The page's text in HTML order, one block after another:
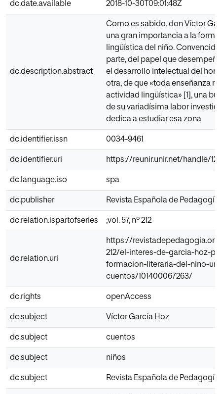
dc.date.available 2018-10-30T09:01:48Z
dc.description.abstract
Como es sabido, don Víctor
una gran importancia a la
lingüística del niño.
parte, del papel que
el desarrollo intelectual del
otra, de que «toda enseñanza
actividad lingüística» [1], una
de su variadísima labor
dedica a estudiar esa zona
dc.identifier.issn 0034-9461
dc.identifier.uri https://reunir.unir.net/handle/
dc.language.iso spa
dc.publisher Revista Española de Pedagogía
dc.relation.ispartofseries ;vol. 57, nº 212
dc.relation.uri
https://
212/el-interes-de-garcia-hoz-
formacion-literaria-del-nino-
cuentos/101400067263/
dc.rights openAccess
dc.subject Víctor García Hoz
dc.subject cuentos
dc.subject niños
dc.subject Revista Española de Pedagogía